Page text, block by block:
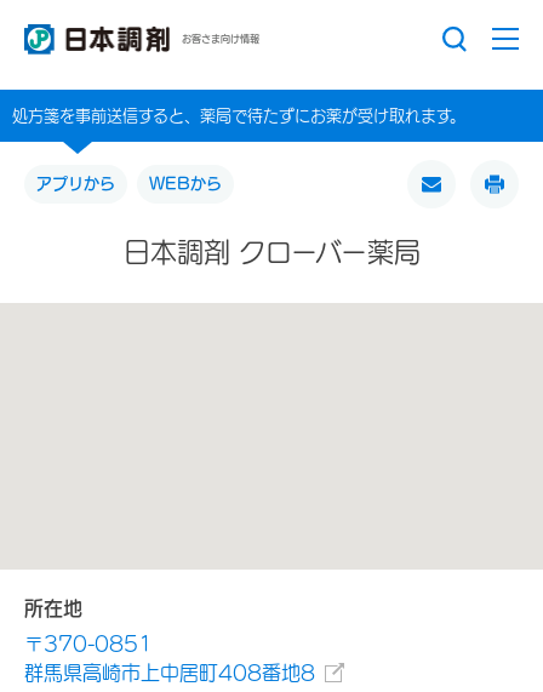
お客さま向け情報
処方箋を事前送信すると、薬局で待たずにお薬が受け取れます。
アプリから WEBから
日本調剤 クローバー薬局
所在地
〒370-0851
群馬県高崎市上中居町408番地8